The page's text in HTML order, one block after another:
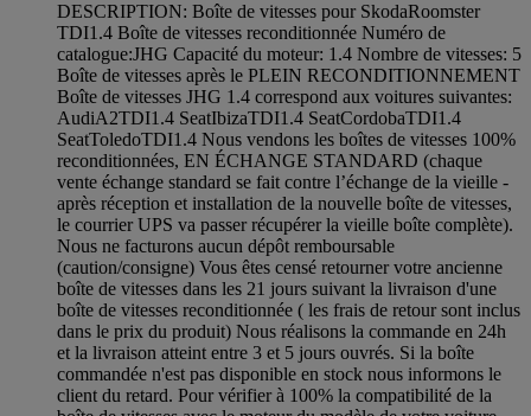
DESCRIPTION: Boîte de vitesses pour SkodaRoomster
TDI1.4 Boîte de vitesses reconditionnée Numéro de
catalogue:JHG Capacité du moteur: 1.4 Nombre de vitesses: 5
Boîte de vitesses après le PLEIN RECONDITIONNEMENT
Boîte de vitesses JHG 1.4 correspond aux voitures suivantes:
AudiA2TDI1.4 SeatIbizaTDI1.4 SeatCordobaTDI1.4
SeatToledoTDI1.4 Nous vendons les boîtes de vitesses 100%
reconditionnées, EN ÉCHANGE STANDARD (chaque
vente échange standard se fait contre l’échange de la vieille -
après réception et installation de la nouvelle boîte de vitesses,
le courrier UPS va passer récupérer la vieille boîte complète).
Nous ne facturons aucun dépôt remboursable
(caution/consigne) Vous êtes censé retourner votre ancienne
boîte de vitesses dans les 21 jours suivant la livraison d'une
boîte de vitesses reconditionnée ( les frais de retour sont inclus
dans le prix du produit) Nous réalisons la commande en 24h
et la livraison atteint entre 3 et 5 jours ouvrés. Si la boîte
commandée n'est pas disponible en stock nous informons le
client du retard. Pour vérifier à 100% la compatibilité de la